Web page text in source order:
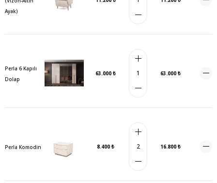
Ayak)
Perla 6 Kapılı
Dolap
63.000 ₺ 63.000 ₺
Perla Komodin 8.400 ₺ 16.800 ₺